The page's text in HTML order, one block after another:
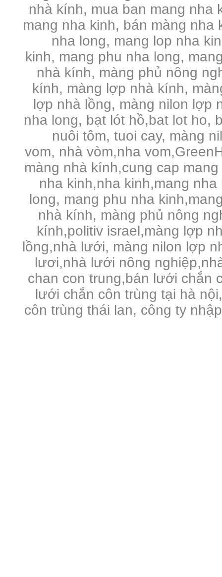
nhà kính, mua ban mang nha
mang nha kinh, bán màng nha
nha long, mang lop nha
kinh, mang phu nha long,
nhà kính, màng phủ nông
kính, màng lợp nhà kính,
lợp nhà lồng, màng nilon lợp
nha long, bạt lót hồ,bat lot ho,
nuôi tôm, tuoi cay, màng
vom, nhà vòm,nha
màng nhà kính,cung cap
nha kinh,nha kinh,mang
long, mang phu nha
nhà kính, màng phủ nông
kính,politiv israel,màng lợp
lồng,nhà lưới, màng nilon lợp
lươi,nhà lưới nông
chan con trung,bán lưới chắn
lưới chắn côn trùng tại hà
côn trùng thái lan, công ty